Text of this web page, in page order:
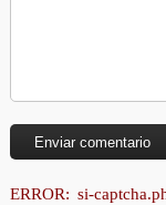
ERROR: si-